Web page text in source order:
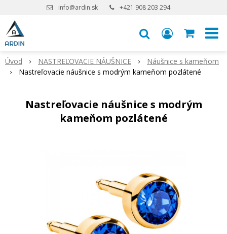
info@ardin.sk +421 908 203 294
Úvod NASTREĽOVACIE NÁUŠNICE
Náušnice s kameňom
Nastreľovacie náušnice s modrým kameňom pozlátené
Nastreľovacie náušnice s modrým
kameňom pozlátené